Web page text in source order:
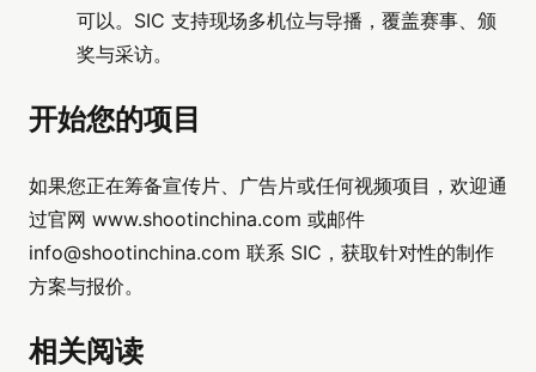
可以。SIC 支持现场多机位与导播，覆盖赛事、颁
奖与采访。
开始您的项目
如果您正在筹备宣传片、广告片或任何视频项目，欢迎通
过官网 www.shootinchina.com 或邮件
info@shootinchina.com 联系 SIC，获取针对性的制作
方案与报价。
相关阅读